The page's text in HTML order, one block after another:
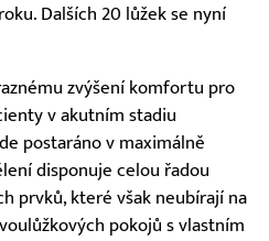
Dalších 20 lůžek se nyní
zvýšení komfortu pro
v akutním stadiu
postaráno v maximálně
disponuje celou řadou
prvků, které však neubírají na
pokojů s vlastním